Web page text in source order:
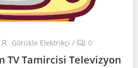
Görükle Elektrikçi / 0
TV Tamircisi Televizyon